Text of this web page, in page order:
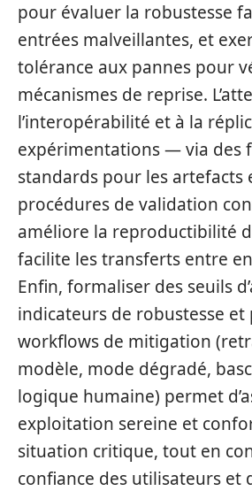
pour évaluer la robustesse
entrées malveillantes, et
tolérance aux pannes pour
mécanismes de reprise.
l’interopérabilité et à la
expérimentations — via des
standards pour les artefacts
procédures de validation
améliore la reproductibilité
facilite les transferts entre
Enfin, formaliser des seuils
indicateurs de robustesse et
workflows de mitigation
modèle, mode dégradé,
logique humaine) permet
exploitation sereine et
situation critique, tout en
confiance des utilisateurs et